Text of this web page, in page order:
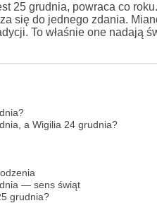
25 grudnia, powraca co
się do jednego zdania.
To właśnie one nadają
a Wigilia 24 grudnia?
— sens świąt
grudnia?